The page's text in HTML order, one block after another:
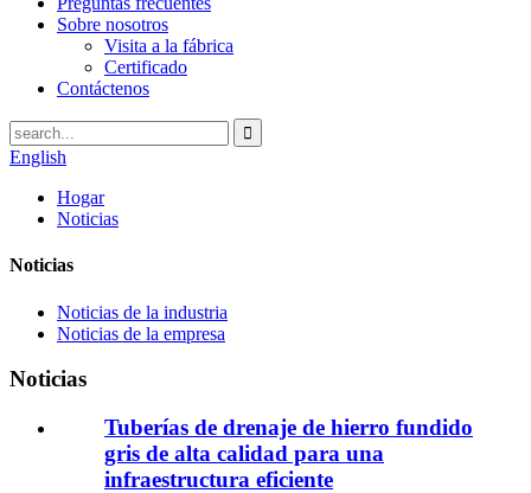
Sobre nosotros
Visita a la fábrica
Certificado
Contáctenos
English
Hogar
Noticias
Noticias
Noticias de la industria
Noticias de la empresa
Noticias
Tuberías de drenaje de hierro fundido
gris de alta calidad para una
infraestructura eficiente